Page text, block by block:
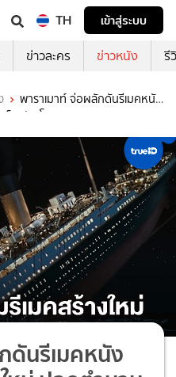
TH
เข้าสู่ระบบ
ข่าวละคร ข่าวหนัง รี
พาราเมาท์ จ่อผลักดันรีเมคหนัง
ค กับ โรส
ดันรีเมคหนัง